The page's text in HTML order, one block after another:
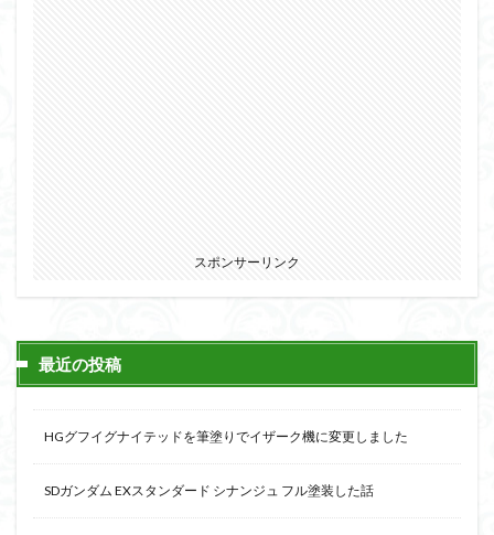
スポンサーリンク
最近の投稿
HGグフイグナイテッドを筆塗りでイザーク機に変更しました
SDガンダム EXスタンダード シナンジュ フル塗装した話
組み立てました
組み立て代行
組み立て依頼
組立代行
組立依頼
遊戯王
鬼滅の刃
魔神創造伝ワタル
魔神英雄伝ワタル
魔装機神
龍神丸 龍騎 ＨＧ
ＭＧ
ＲＧ
ＳＲＷ